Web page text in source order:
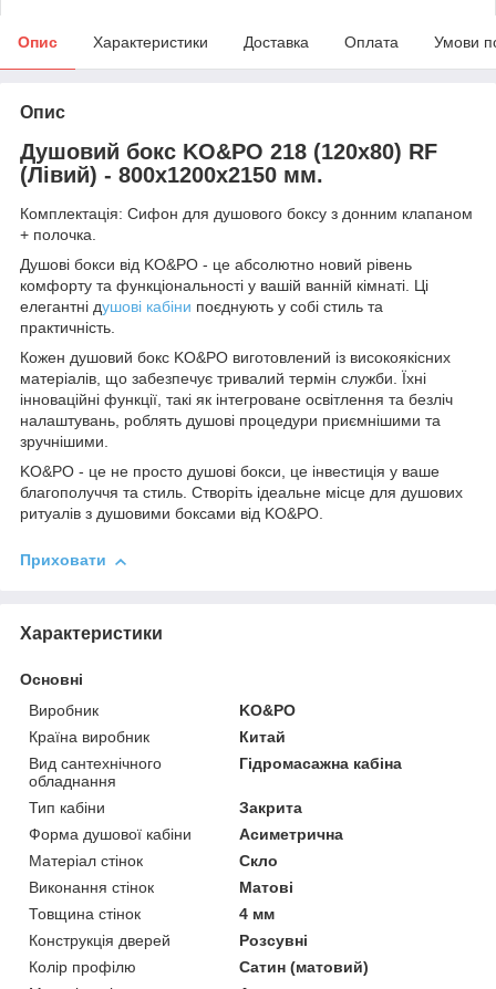
Опис Характеристики Доставка Оплата Умови
Опис
Душовий бокс KO&PO 218 (120х80) RF
(Лівий) - 800х1200х2150 мм.
Комплектація: Сифон для душового боксу з донним клапаном
+ полочка.
Душові бокси від KO&PO - це абсолютно новий рівень
комфорту та функціональності у вашій ванній кімнаті. Ці
елегантні душові кабіни поєднують у собі стиль та
практичність.
Кожен душовий бокс KO&PO виготовлений із високоякісних
матеріалів, що забезпечує тривалий термін служби. Їхні
інноваційні функції, такі як інтегроване освітлення та безліч
налаштувань, роблять душові процедури приємнішими та
зручнішими.
KO&PO - це не просто душові бокси, це інвестиція у ваше
благополуччя та стиль. Створіть ідеальне місце для душових
ритуалів з душовими боксами від KO&PO.
Приховати
Характеристики
Основні
Виробник
KO&PO
Країна виробник
Китай
Вид сантехнічного
обладнання
Гідромасажна кабіна
Тип кабіни
Закрита
Форма душової кабіни
Асиметрична
Матеріал стінок
Скло
Виконання стінок
Матові
Товщина стінок
4 мм
Конструкція дверей
Розсувні
Колір профілю
Сатин (матовий)